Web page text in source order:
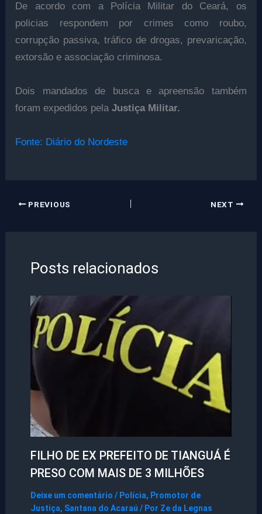
De acordo com a Polícia Militar do Ceará, os
policias respondem por crimes como roubo,
corrupção passiva, tráfico de drogas, prevaricação,
extorsão e associação criminosa.
Dois mandados de busca e apreensão também
foram expedidos pelaJustiça Militar.
Fonte: Diário do Nordeste
PREVIOUS NEXT
Posts relacionados
FILHO DE EX PREFEITO DE TIANGUÁ É
PRESO COM MAIS DE 3 MILHÕES
Deixe um comentário / Polícia, Promotor de
Justiça, Santana do Acaraú / Por Ze da Legnas